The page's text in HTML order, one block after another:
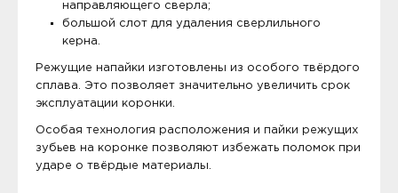
направляющего сверла;
большой слот для удаления сверлильного
керна.
Режущие напайки изготовлены из особого твёрдого
сплава. Это позволяет значительно увеличить срок
эксплуатации коронки.
Особая технология расположения и пайки режущих
зубьев на коронке позволяют избежать поломок при
ударе о твёрдые материалы.